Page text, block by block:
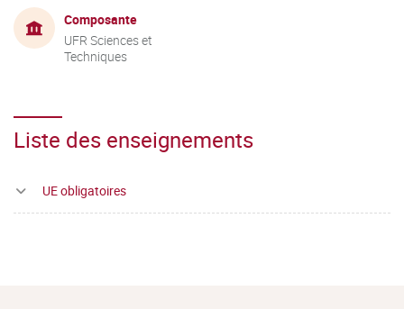
Composante
UFR Sciences et
Techniques
Liste des enseignements
UE obligatoires